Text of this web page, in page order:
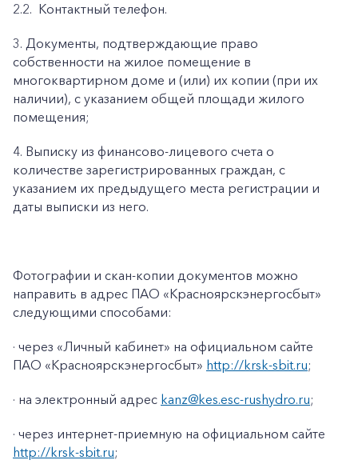
2.2. Контактный телефон.
3. Документы, подтверждающие право
собственности на жилое помещение в
многоквартирном доме и (или) их копии (при их
наличии), с указанием общей площади жилого
помещения;
4. Выписку из финансово-лицевого счета о
количестве зарегистрированных граждан, с
указанием их предыдущего места регистрации и
даты выписки из него.
Фотографии и скан-копии документов можно
направить в адрес ПАО «Красноярскэнергосбыт»
следующими способами:
· через «Личный кабинет» на официальном сайте
ПАО «Красноярскэнергосбыт» http://krsk-sbit.ru;
· на электронный адрес kanz@kes.esc-rushydro.ru;
· через интернет-приемную на официальном сайте
http://krsk-sbit.ru;